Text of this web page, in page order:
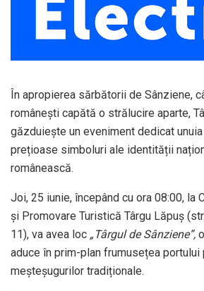
În apropierea sărbătorii de Sânziene,
românești capătă o strălucire aparte,
găzduiește un eveniment dedicat
prețioase simboluri ale identității
românească.
Joi, 25 iunie, începând cu ora 08:00, la
și Promovare Turistică Târgu Lăpuș
11), va avea loc „Târgul de Sânziene”,
aduce în prim-plan frumusețea
meșteșugurilor tradiționale.